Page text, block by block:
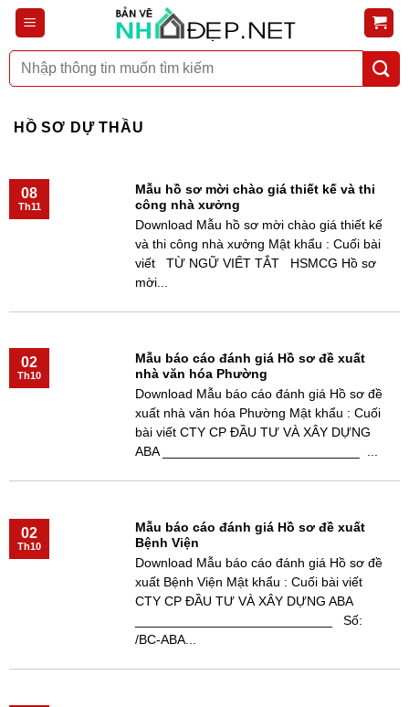
Bỏ
qua
nộiTìm
kiếm:
HỒ SƠ DỰ THẦU
Mẫu hồ sơ mời chào giá thiết kế và thi
công nhà xưởng
Download Mẫu hồ sơ mời chào giá thiết kế
và thi công nhà xưởng Mật khẩu : Cuối bài
viết TỪ NGỮ VIẾT TẮT HSMCG Hồ sơ
mời...
08
Th11
Mẫu báo cáo đánh giá Hồ sơ đề xuất
nhà văn hóa Phường
Download Mẫu báo cáo đánh giá Hồ sơ đề
xuất nhà văn hóa Phường Mật khẩu : Cuối
bài viết CTY CP ĐẦU TƯ VÀ XÂY DỰNG
ABA ___________________________ ...
02
Th10
Mẫu báo cáo đánh giá Hồ sơ đề xuất
Bệnh Viện
Download Mẫu báo cáo đánh giá Hồ sơ đề
xuất Bệnh Viện Mật khẩu : Cuối bài viết
CTY CP ĐẦU TƯ VÀ XÂY DỰNG ABA
___________________________ Số:
/BC-ABA...
02
Th10